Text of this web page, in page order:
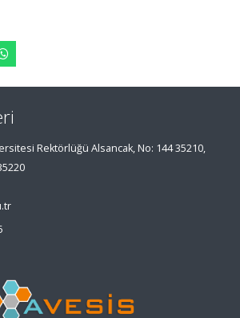
Rektörlüğü Alsancak, No: 144 35210,